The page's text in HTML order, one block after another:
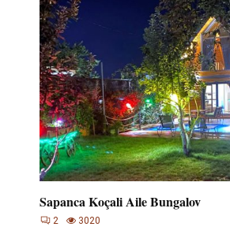
Sapanca Koçali Aile Bungalov
2 3020